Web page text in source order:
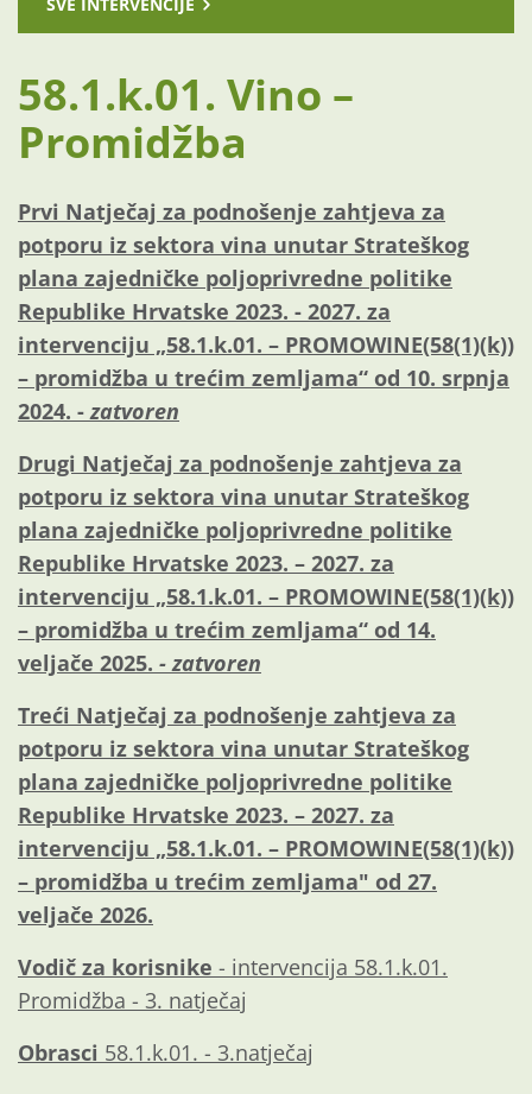
58.1.k.01. Vino –
Promidžba
Prvi Natječaj za podnošenje zahtjeva za
potporu iz sektora vina unutar Strateškog
plana zajedničke poljoprivredne politike
Republike Hrvatske 2023. - 2027. za
intervenciju „58.1.k.01. – PROMOWINE(58(1)(k))
– promidžba u trećim zemljama“ od 10. srpnja
2024. -zatvoren
Drugi Natječaj za podnošenje zahtjeva za
potporu iz sektora vina unutar Strateškog
plana zajedničke poljoprivredne politike
Republike Hrvatske 2023. – 2027. za
intervenciju „58.1.k.01. – PROMOWINE(58(1)(k))
– promidžba u trećim zemljama“ od 14.
veljače 2025. - zatvoren
Treći Natječaj za podnošenje zahtjeva za
potporu iz sektora vina unutar Strateškog
plana zajedničke poljoprivredne politike
Republike Hrvatske 2023. – 2027. za
intervenciju „58.1.k.01. – PROMOWINE(58(1)(k))
– promidžba u trećim zemljama" od 27.
veljače 2026.
Vodič za korisnike - intervencija 58.1.k.01.
Promidžba - 3. natječaj
Obrasci 58.1.k.01. - 3.natječaj